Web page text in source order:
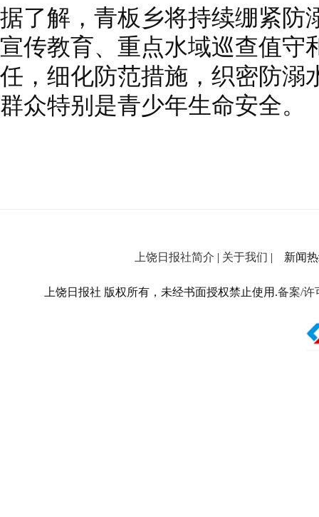
据了解，青板乡将持续绷紧防
宣传教育、重点水域巡查值守
任，细化防范措施，织密防溺
群众特别是青少年生命安全。
上饶日报社简介 | 关于我们 | 新闻热
上饶日报社 版权所有，未经书面授权禁止使用.备案/许